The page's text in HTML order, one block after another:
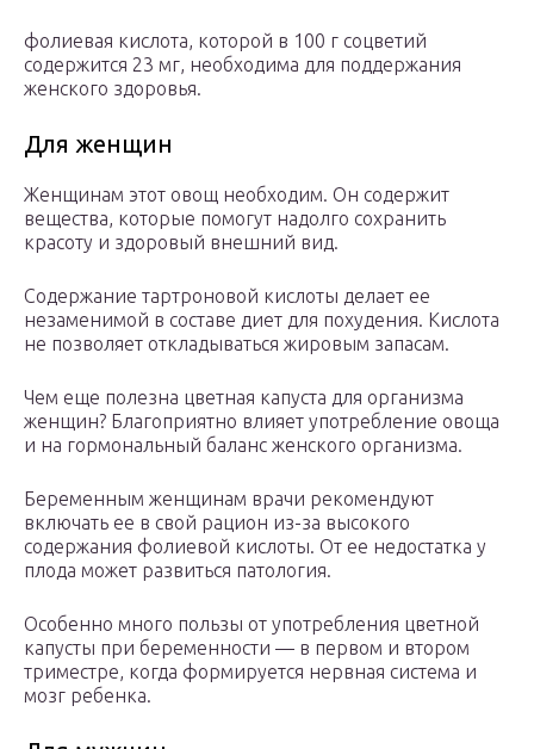
фолиевая кислота, которой в 100 г соцветий
содержится 23 мг, необходима для поддержания
женского здоровья.
Для женщин
Женщинам этот овощ необходим. Он содержит
вещества, которые помогут надолго сохранить
красоту и здоровый внешний вид.
Содержание тартроновой кислоты делает ее
незаменимой в составе диет для похудения. Кислота
не позволяет откладываться жировым запасам.
Чем еще полезна цветная капуста для организма
женщин? Благоприятно влияет употребление овоща
и на гормональный баланс женского организма.
Беременным женщинам врачи рекомендуют
включать ее в свой рацион из-за высокого
содержания фолиевой кислоты. От ее недостатка у
плода может развиться патология.
Особенно много пользы от употребления цветной
капусты при беременности — в первом и втором
триместре, когда формируется нервная система и
мозг ребенка.